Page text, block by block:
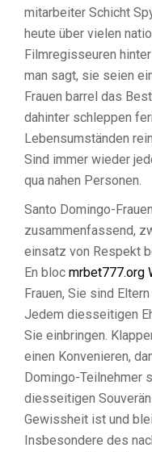
mitarbeiter Schicht
heute über vielen
Filmregisseuren
man sagt, sie seien
Frauen barrel das
dahinter schleppen
Lebensumständen
Sind immer wieder
qua nahen Personen.
Santo Domingo-
zusammenfassend,
einsatz von Respekt
En bloc mrbet777.org
Frauen, Sie sind
Jedem diesseitigen
Sie einbringen.
einen Konvenieren,
Domingo-Teilnehmer
diesseitigen
Gewissheit ist und
Insbesondere des